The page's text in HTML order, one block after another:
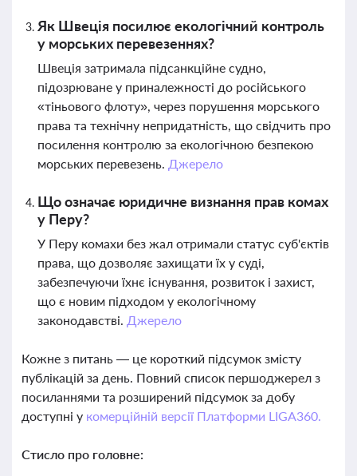
Як Швеція посилює екологічний контроль
у морських перевезеннях?
Швеція затримала підсанкційне судно,
підозрюване у приналежності до російського
«тіньового флоту», через порушення морського
права та технічну непридатність, що свідчить про
посилення контролю за екологічною безпекою
морських перевезень. Джерело
Що означає юридичне визнання прав комах
у Перу?
У Перу комахи без жал отримали статус суб'єктів
права, що дозволяє захищати їх у суді,
забезпечуючи їхнє існування, розвиток і захист,
що є новим підходом у екологічному
законодавстві. Джерело
Кожне з питань — це короткий підсумок змісту
публікацій за день. Повний список першоджерел з
посиланнями та розширений підсумок за добу
доступні у комерційній версії Платформи LIGA360.
Стисло про головне: